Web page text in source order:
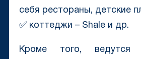
себя рестораны, детские
✅ коттеджи – Shale и др.
Кроме того, ведутся